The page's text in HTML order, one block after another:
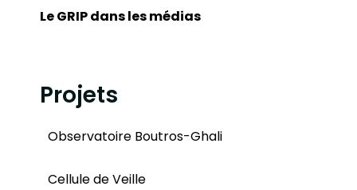
Le GRIP dans les médias
Projets
Observatoire Boutros-Ghali
Cellule de Veille